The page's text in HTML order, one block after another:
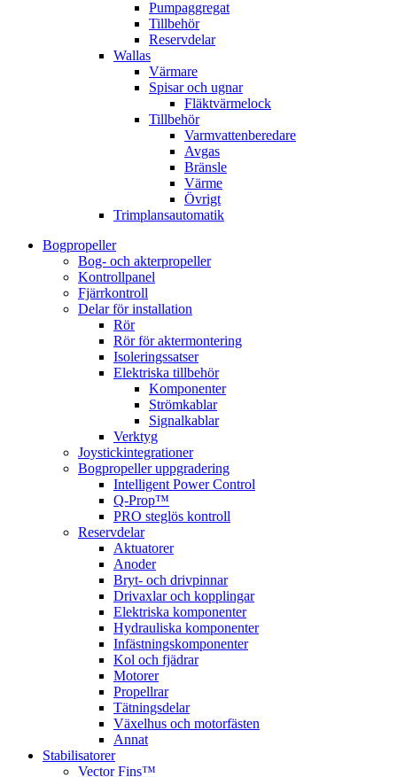
Pumpaggregat
Tillbehör
Reservdelar
Wallas
Värmare
Spisar och ugnar
Fläktvärmelock
Tillbehör
Varmvattenberedare
Avgas
Bränsle
Värme
Övrigt
Trimplansautomatik
Bogpropeller
Bog- och akterpropeller
Kontrollpanel
Fjärrkontroll
Delar för installation
Rör
Rör för aktermontering
Isoleringssatser
Elektriska tillbehör
Komponenter
Strömkablar
Signalkablar
Verktyg
Joystickintegrationer
Bogpropeller uppgradering
Intelligent Power Control
Q-Prop™
PRO steglös kontroll
Reservdelar
Aktuatorer
Anoder
Bryt- och drivpinnar
Drivaxlar och kopplingar
Elektriska komponenter
Hydrauliska komponenter
Infästningskomponenter
Kol och fjädrar
Motorer
Propellrar
Tätningsdelar
Växelhus och motorfästen
Annat
Stabilisatorer
Vector Fins™